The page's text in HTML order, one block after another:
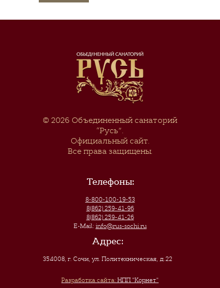
© 2026 Объединенный санаторий
“Русь”.
Официальный сайт.
Все права защищены.
Телефоны:
8-800-100-19-53
8(862) 259-41-96
8(862) 259-41-26
E-Mail: info@rus-sochi.ru
Адрес:
354008, г. Сочи,ул. Политехническая, д.22
Разработка сайта: НПП "Корнет"